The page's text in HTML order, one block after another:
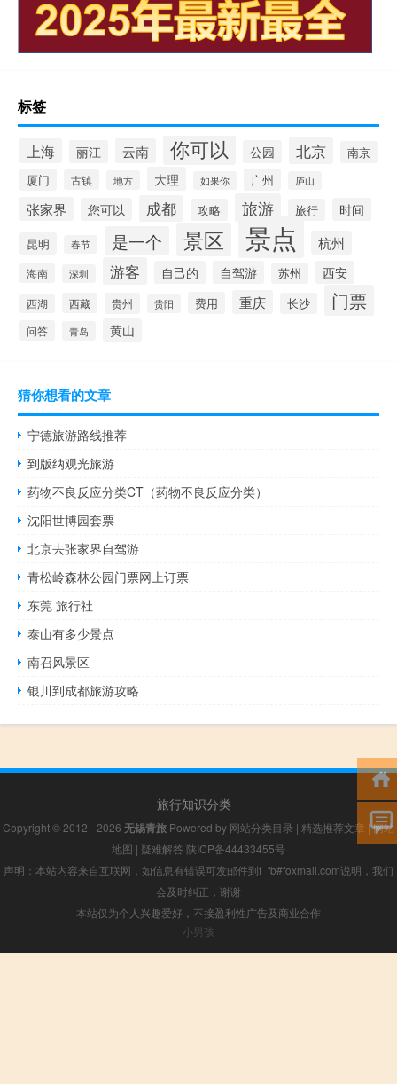
标签
上海 丽江 云南 你可以 公园 北京
南京
厦门
古镇 地方 大理 如果你 广州 庐山
张家界 您可以 成都 攻略 旅游 旅行 时间
昆明 春节 是一个 景区 景点 杭州
海南 深圳 游客 自己的 自驾游 苏州 西安
西湖 西藏 贵州 贵阳 费用 重庆 长沙 门票
问答 青岛 黄山
猜你想看的文章
宁德旅游路线推荐
到版纳观光旅游
药物不良反应分类CT（药物不良反应分类）
沈阳世博园套票
北京去张家界自驾游
青松岭森林公园门票网上订票
东莞 旅行社
泰山有多少景点
南召风景区
银川到成都旅游攻略
旅行知识分类
Copyright © 2012 - 2026 无锡青旅 Powered by 网站分类目录 | 精选推荐文章 |网站
地图 | 疑难解答 陕ICP备44433455号
声明：本站内容来自互联网，如信息有错误可发邮件到f_fb#foxmail.com说明，我们
会及时纠正，谢谢
本站仅为个人兴趣爱好，不接盈利性广告及商业合作
小男孩